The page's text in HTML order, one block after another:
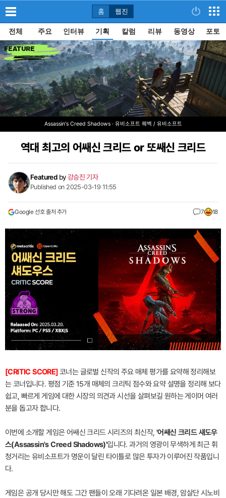
홈 웹진
전체 주요 인터뷰 기획 칼럼 리뷰 동영상 포토
FEATURE
Assassin's Creed Shadows · 유비소프트 퀘벡 / 유비소프트
역대 최고의 어쌔신 크리드 or 또쌔신 크리드
Featuredby강승진 기자
Published on 2025-03-19 11:55
Google 선호 출처 추가 7 18
[CRITIC SCORE]코너는 글로벌 신작의 주요 매체 평가를 요약해 정리해보
는 코너입니다. 평점 기준 15개 매체의 크리틱 점수와 요약 설명을 정리해 보다
쉽고, 빠르게 게임에 대한 시장의 의견과 시선을 살펴보길 원하는 게이머 여러
분을 돕고자 합니다.
이번에 소개할 게임은 어쌔신 크리드 시리즈의 최신작, '어쌔신 크리드 섀도우
스(Assassin's Creed Shadows)'입니다. 과거의 영광이 무색하게 최근 휘
청거리는 유비소프트가 명운이 달린 타이틀로 많은 투자가 이루어진 작품입니
다.
게임은 공개 당시만 해도 그간 팬들이 오래 기다려온 일본 배경, 암살단 시노비